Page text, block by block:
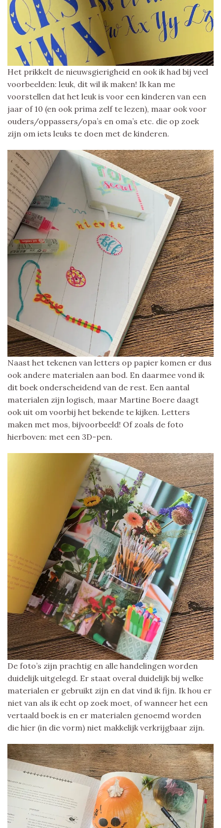
Het prikkelt de nieuwsgierigheid en ook ik had bij veel
voorbeelden: leuk, dit wil ik maken! Ik kan me
voorstellen dat het leuk is voor een kinderen van een
jaar of 10 (en ook prima zelf te lezen), maar ook voor
ouders/oppassers/opa’s en oma’s etc. die op zoek
zijn om iets leuks te doen met de kinderen.
Naast het tekenen van letters op papier komen er dus
ook andere materialen aan bod. En daarmee vond ik
dit boek onderscheidend van de rest. Een aantal
materialen zijn logisch, maar Martine Boere daagt
ook uit om voorbij het bekende te kijken. Letters
maken met mos, bijvoorbeeld! Of zoals de foto
hierboven: met een 3D-pen.
De foto’s zijn prachtig en alle handelingen worden
duidelijk uitgelegd. Er staat overal duidelijk bij welke
materialen er gebruikt zijn en dat vind ik fijn. Ik hou er
niet van als ik echt op zoek moet, of wanneer het een
vertaald boek is en er materialen genoemd worden
die hier (in die vorm) niet makkelijk verkrijgbaar zijn.